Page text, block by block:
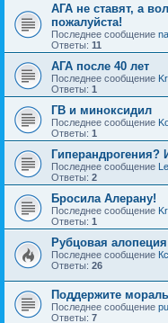
АГА не ставят, а
пожалуйста!
Последнее сообщение
Ответы: 11
АГА после 40 лет
Последнее сообщение
Ответы: 1
ГВ и миноксидил
Последнее сообщение
Ответы: 1
Гиперандрогения?
Последнее сообщение
Ответы: 2
Бросила Алерану!
Последнее сообщение
Ответы: 1
Рубцовая алопеция
Последнее сообщение
Ответы: 26
Поддержите
Последнее сообщение
Ответы: 7